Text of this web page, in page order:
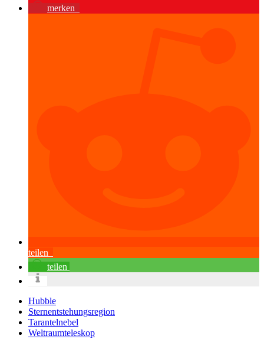
merken
teilen
teilen
Hubble
Sternentstehungsregion
Tarantelnebel
Weltraumteleskop